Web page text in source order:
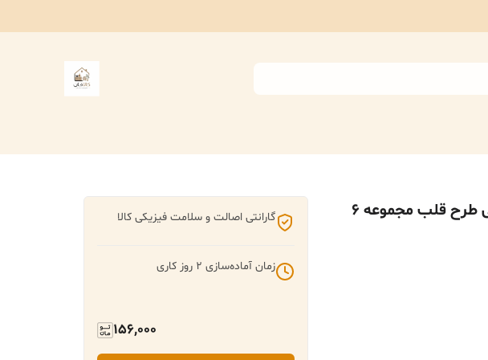
درب بانکه مدل خالخالی طرح قلب مجموعه 6
گارانتی اصالت و سلامت فیزیکی کالا
زمان آماده‌سازی 2 روز کاری
156,000